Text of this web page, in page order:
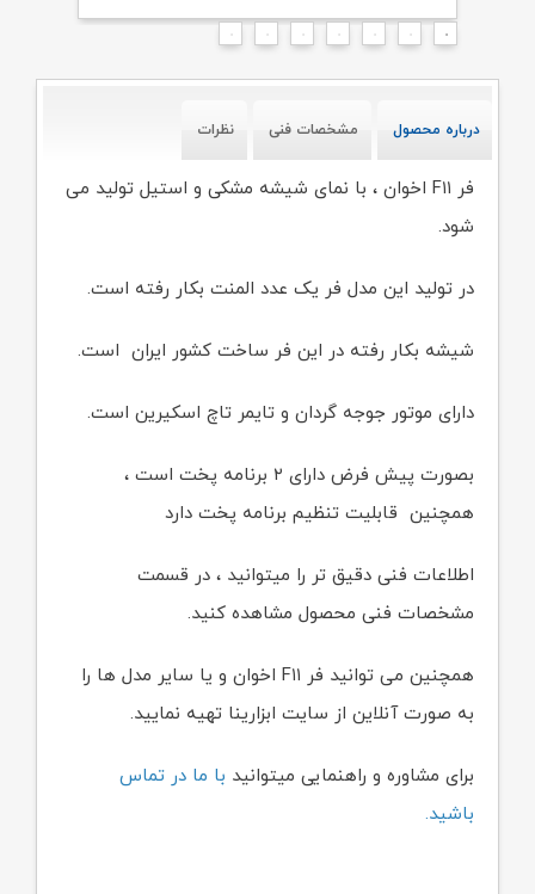
درباره محصول مشخصات فنی نظرات
فر F۱۱ اخوان ، با نمای شیشه مشکی و استیل تولید می
شود.
در تولید این مدل فر یک عدد المنت بکار رفته است.
شیشه بکار رفته در این فر ساخت کشور ایران است.
دارای موتور جوجه گردان و تایمر تاچ اسکیرین است.
بصورت پیش فرض دارای ۲ برنامه پخت است ،
همچنین قابلیت تنظیم برنامه پخت دارد
اطلاعات فنی دقیق تر را میتوانید ، در قسمت
مشخصات فنی محصول مشاهده کنید.
همچنین می توانید فر F۱۱ اخوان و یا سایر مدل ها را
به صورت آنلاین از سایت ابزارینا تهیه نمایید.
برای مشاوره و راهنمایی میتوانید با ما در تماس
باشید.